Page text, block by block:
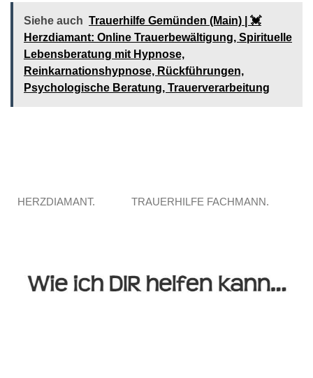
Siehe auch Trauerhilfe Gemünden (Main) | 💓️️
Herzdiamant: Online Trauerbewältigung, Spirituelle
Lebensberatung mit Hypnose,
Reinkarnationshypnose, Rückführungen,
Psychologische Beratung, Trauerverarbeitung
HERZDIAMANT. TRAUERHILFE FACHMANN.